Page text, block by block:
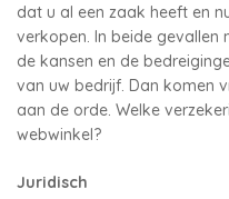
dat u al een zaak heeft en
verkopen. In beide
de kansen en de
van uw bedrijf. Dan komen
aan de orde. Welke
webwinkel?
Juridisch